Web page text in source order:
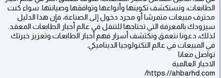
الطابعات، ونستكشف تكوينها وأنواعها وتوافقها وصيانتها. سواء كنت
محترف مبيعات متمرسًا أو مجرد دخول إلى الصناعة، فإن هذا الدليل
سيزودك بالمعرفة التي تحتاجها للتنقل في عالم أحبار الطابعات المعقد.
لذلك، دعونا نتعمق ونكتشف أسرار فهم أحبار الطابعات وتعزيز خبرتك
في المبيعات في عالم التكنولوجيا الديناميكي.
تواصل معانا
الاحبار العالمية
https://ahbarhd.com/